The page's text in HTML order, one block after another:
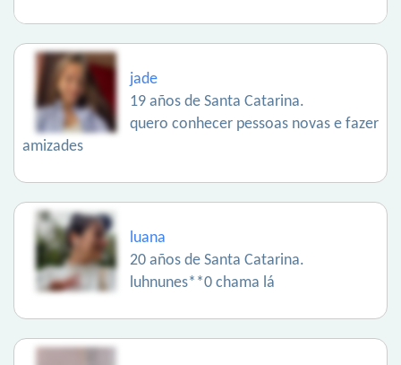
jade
19 años de Santa Catarina.
quero conhecer pessoas novas e fazer
amizades
luana
20 años de Santa Catarina.
luhnunes**0 chama lá